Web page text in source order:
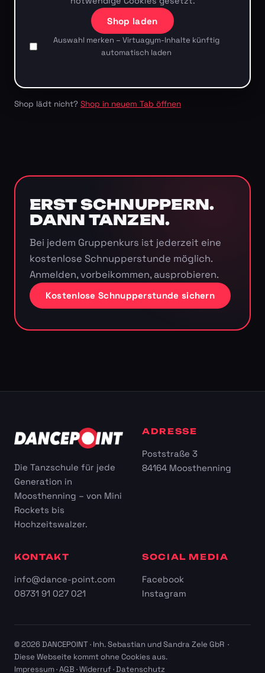
Shop laden
Auswahl merken – Virtuagym-Inhalte künftig
automatisch laden
Shop lädt nicht? Shop in neuem Tab öffnen
ERST SCHNUPPERN.
DANN TANZEN.
Bei jedem Gruppenkurs ist jederzeit eine
kostenlose Schnupperstunde möglich.
Anmelden, vorbeikommen, ausprobieren.
Kostenlose Schnupperstunde sichern
Die Tanzschule für jede
Generation in
Moosthenning – von Mini
Rockets bis
Hochzeitswalzer.
ADRESSE
Poststraße 3
84164 Moosthenning
KONTAKT
info@dance-point.com
08731 91 027 021
SOCIAL MEDIA
Facebook
Instagram
© 2026 DANCEPOINT · Inh. Sebastian und Sandra Zele GbR ·
Diese Webseite kommt ohne Cookies aus.
Impressum·AGB ·Widerruf·Datenschutz